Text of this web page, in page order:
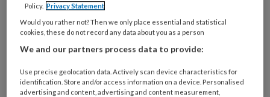
Hans Huijsmans – De
ondoorgrondelijke
wegen van de
staatssecretaris
Policy. Privacy Statement
Would you rather not? Then we only place essential and statistical
cookies, these do not record any data about you as a person
We and our partners process data to provide:
Use precise geolocation data. Actively scan device characteristics for
identification. Store and/or access information on a device. Personalised
advertising and content, advertising and content measurement,